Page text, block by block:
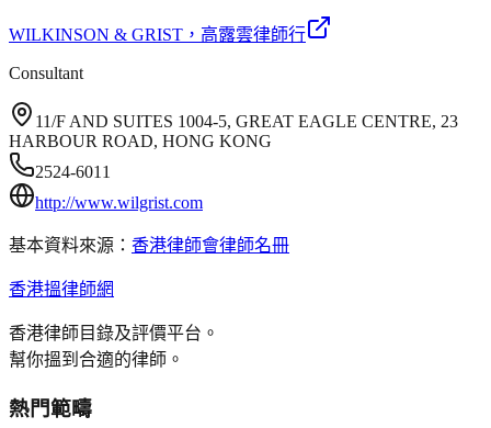
WILKINSON & GRIST ，高露雲律師行
Consultant
11/F AND SUITES 1004-5, GREAT EAGLE CENTRE, 23
HARBOUR ROAD, HONG KONG
2524-6011
http://www.wilgrist.com
基本資料來源： 香港律師會律師名冊
香港搵律師網
香港律師目錄及評價平台。
幫你搵到合適的律師。
熱門範疇